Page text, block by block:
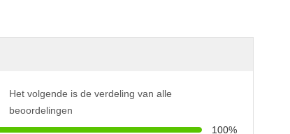
Het volgende is de verdeling van alle
beoordelingen
100%